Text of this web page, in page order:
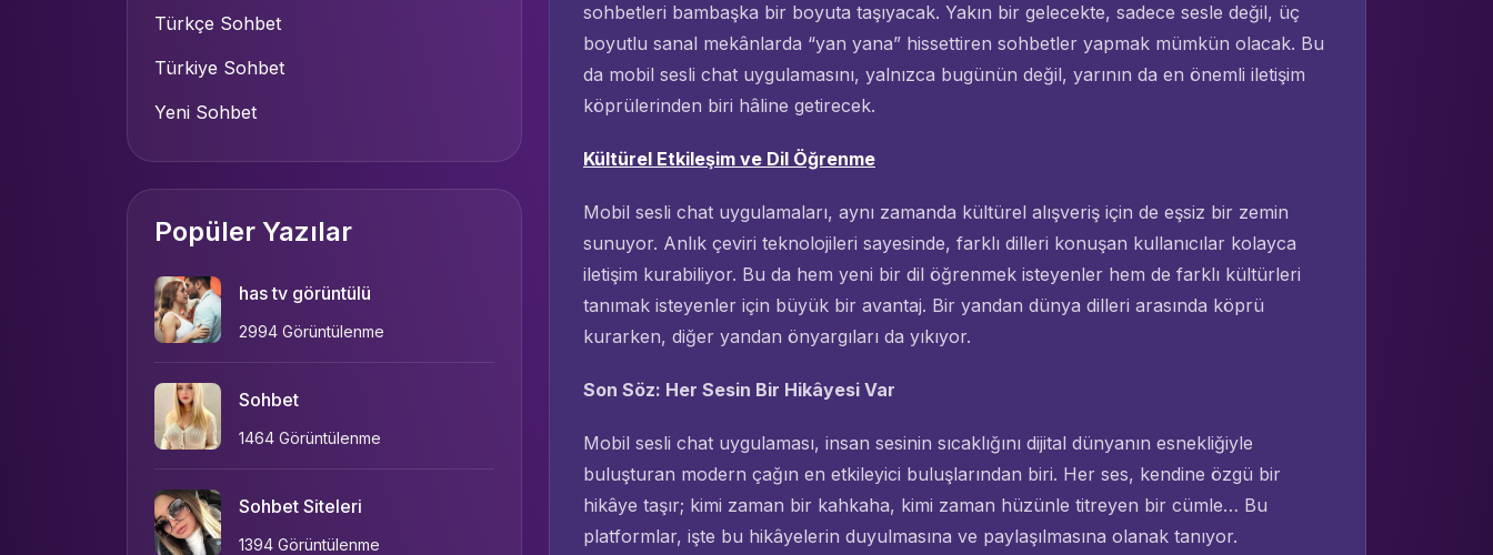
sohbetleri bambaşka bir boyuta taşıyacak. Yakın bir gelecekte, sadece sesle değil, üç
boyutlu sanal mekânlarda “yan yana” hissettiren sohbetler yapmak mümkün olacak. Bu
da mobil sesli chat uygulamasını, yalnızca bugünün değil, yarının da en önemli iletişim
köprülerinden biri hâline getirecek.
Kültürel Etkileşim ve Dil Öğrenme
Mobil sesli chat uygulamaları, aynı zamanda kültürel alışveriş için de eşsiz bir zemin
sunuyor. Anlık çeviri teknolojileri sayesinde, farklı dilleri konuşan kullanıcılar kolayca
iletişim kurabiliyor. Bu da hem yeni bir dil öğrenmek isteyenler hem de farklı kültürleri
tanımak isteyenler için büyük bir avantaj. Bir yandan dünya dilleri arasında köprü
kurarken, diğer yandan önyargıları da yıkıyor.
Son Söz: Her Sesin Bir Hikâyesi Var
Mobil sesli chat uygulaması, insan sesinin sıcaklığını dijital dünyanın esnekliğiyle
buluşturan modern çağın en etkileyici buluşlarından biri. Her ses, kendine özgü bir
hikâye taşır; kimi zaman bir kahkaha, kimi zaman hüzünle titreyen bir cümle… Bu
platformlar, işte bu hikâyelerin duyulmasına ve paylaşılmasına olanak tanıyor.
Türkçe Sohbet
Türkiye Sohbet
Yeni Sohbet
Popüler Yazılar
has tv görüntülü
2994 Görüntülenme
Sohbet
1464 Görüntülenme
Sohbet Siteleri
1394 Görüntülenme